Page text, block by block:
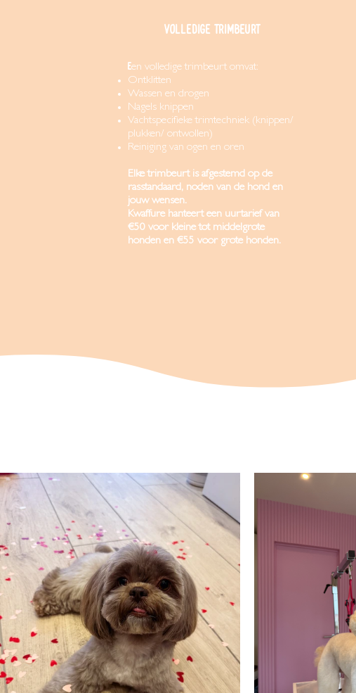
volledige trimbeurt
​Een volledige trimbeurt omvat:
Ontklitten
Wassen en drogen
Nagels knippen
Vachtspecifieke trimtechniek (knippen/
plukken/ ontwollen)
Reiniging van ogen en oren
Elke trimbeurt is afgestemd op de
rasstandaard, noden van de hond en
jouw wensen.
Kwaffure hanteert een uurtarief van
€50 voor kleine tot middelgrote
honden en €55 voor grote honden.